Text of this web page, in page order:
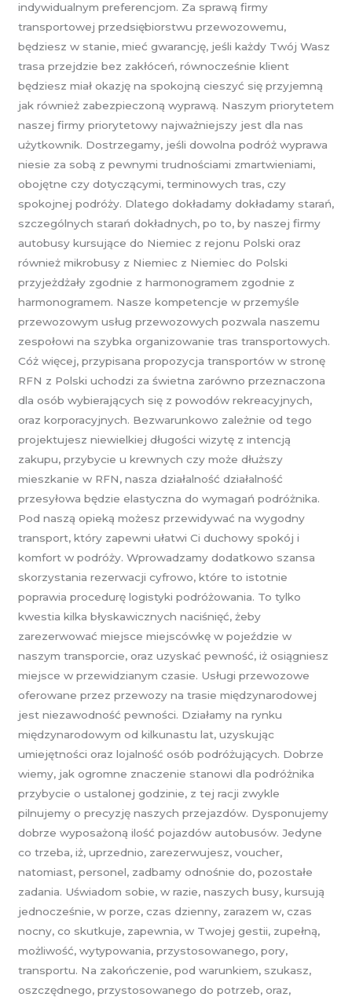
indywidualnym preferencjom. Za sprawą firmy
transportowej przedsiębiorstwu przewozowemu,
będziesz w stanie, mieć gwarancję, jeśli każdy Twój Wasz
trasa przejdzie bez zakłóceń, równocześnie klient
będziesz miał okazję na spokojną cieszyć się przyjemną
jak również zabezpieczoną wyprawą. Naszym priorytetem
naszej firmy priorytetowy najważniejszy jest dla nas
użytkownik. Dostrzegamy, jeśli dowolna podróż wyprawa
niesie za sobą z pewnymi trudnościami zmartwieniami,
obojętne czy dotyczącymi, terminowych tras, czy
spokojnej podróży. Dlatego dokładamy dokładamy starań,
szczególnych starań dokładnych, po to, by naszej firmy
autobusy kursujące do Niemiec z rejonu Polski oraz
również mikrobusy z Niemiec z Niemiec do Polski
przyjeżdżały zgodnie z harmonogramem zgodnie z
harmonogramem. Nasze kompetencje w przemyśle
przewozowym usług przewozowych pozwala naszemu
zespołowi na szybka organizowanie tras transportowych.
Cóż więcej, przypisana propozycja transportów w stronę
RFN z Polski uchodzi za świetna zarówno przeznaczona
dla osób wybierających się z powodów rekreacyjnych,
oraz korporacyjnych. Bezwarunkowo zależnie od tego
projektujesz niewielkiej długości wizytę z intencją
zakupu, przybycie u krewnych czy może dłuższy
mieszkanie w RFN, nasza działalność działalność
przesyłowa będzie elastyczna do wymagań podróżnika.
Pod naszą opieką możesz przewidywać na wygodny
transport, który zapewni ułatwi Ci duchowy spokój i
komfort w podróży. Wprowadzamy dodatkowo szansa
skorzystania rezerwacji cyfrowo, które to istotnie
poprawia procedurę logistyki podróżowania. To tylko
kwestia kilka błyskawicznych naciśnięć, żeby
zarezerwować miejsce miejscówkę w pojeździe w
naszym transporcie, oraz uzyskać pewność, iż osiągniesz
miejsce w przewidzianym czasie. Usługi przewozowe
oferowane przez przewozy na trasie międzynarodowej
jest niezawodność pewności. Działamy na rynku
międzynarodowym od kilkunastu lat, uzyskując
umiejętności oraz lojalność osób podróżujących. Dobrze
wiemy, jak ogromne znaczenie stanowi dla podróżnika
przybycie o ustalonej godzinie, z tej racji zwykle
pilnujemy o precyzję naszych przejazdów. Dysponujemy
dobrze wyposażoną ilość pojazdów autobusów. Jedyne
co trzeba, iż, uprzednio, zarezerwujesz, voucher,
natomiast, personel, zadbamy odnośnie do, pozostałe
zadania. Uświadom sobie, w razie, naszych busy, kursują
jednocześnie, w porze, czas dzienny, zarazem w, czas
nocny, co skutkuje, zapewnia, w Twojej gestii, zupełną,
możliwość, wytypowania, przystosowanego, pory,
transportu. Na zakończenie, pod warunkiem, szukasz,
oszczędnego, przystosowanego do potrzeb, oraz,